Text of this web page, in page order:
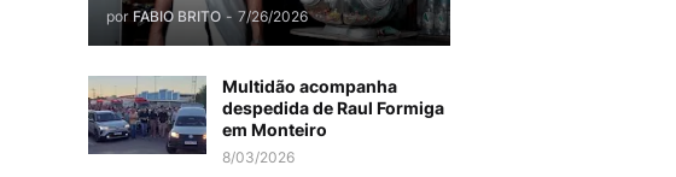
por FABIO BRITO - 7/26/2026
Multidão acompanha
despedida de Raul Formiga
em Monteiro
8/03/2026